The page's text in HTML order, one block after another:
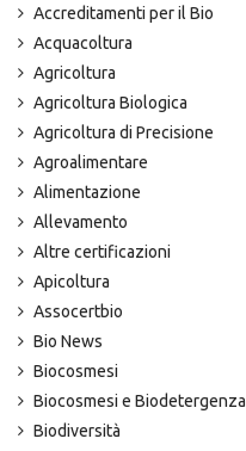
Accreditamenti per il Bio
Acquacoltura
Agricoltura
Agricoltura Biologica
Agricoltura di Precisione
Agroalimentare
Alimentazione
Allevamento
Altre certificazioni
Apicoltura
Assocertbio
Bio News
Biocosmesi
Biocosmesi e Biodetergenza
Biodiversità